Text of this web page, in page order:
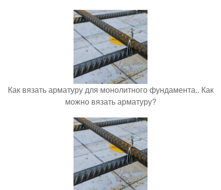
Как вязать арматуру для монолитного фундамента.. Как
можно вязать арматуру?